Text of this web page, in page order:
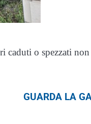
caduti o spezzati
GUARDA LA